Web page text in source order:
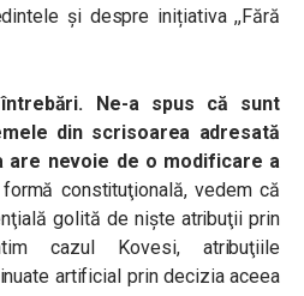
și despre inițiativa ,,Fără
Ne-a spus că sunt
din scrisoarea adresată
are nevoie de o modificare a
constituţională, vedem că
golită de nişte atribuţii prin
cazul Kovesi, atribuţiile
artificial prin decizia aceea